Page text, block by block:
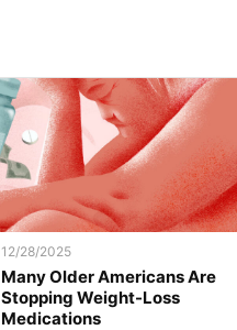
12/28/2025
Many Older Americans Are
Stopping Weight-Loss
Medications